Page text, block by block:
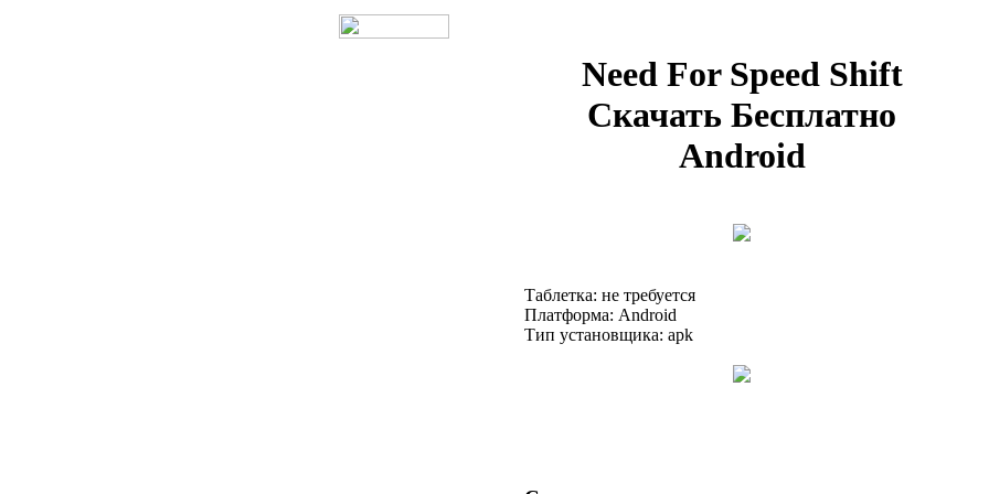
Need For Speed Shift
Скачать Бесплатно
Android
Таблетка: не требуется
Платформа: Android
Тип установщика: apk